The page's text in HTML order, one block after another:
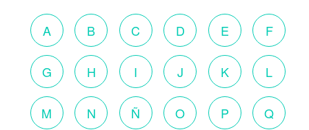
A B C D E F
G H I J K L
M N Ñ O P Q